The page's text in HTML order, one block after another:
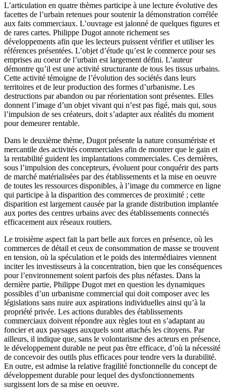
L’articulation en quatre thèmes participe à une lecture évolutive des
facettes de l’urbain retenues pour soutenir la démonstration corrélée
aux faits commerciaux. L’ouvrage est jalonné de quelques figures et
de rares cartes. Philippe Dugot annote richement ses
développements afin que les lecteurs puissent vérifier et utiliser les
références présentées. L’objet d’étude qu’est le commerce pour ses
emprises au coeur de l’urbain est largement défini. L’auteur
démontre qu’il est une activité structurante de tous les tissus urbains.
Cette activité témoigne de l’évolution des sociétés dans leurs
territoires et de leur production des formes d’urbanisme. Les
destructions par abandon ou par réorientation sont présentes. Elles
donnent l’image d’un objet vivant qui n’est pas figé, mais qui, sous
l’impulsion de ses créateurs, doit s’adapter aux réalités du moment
pour demeurer rentable.
Dans le deuxième thème, Dugot présente la nature consumériste et
mercantile des activités commerciales afin de montrer que le gain et
la rentabilité guident les implantations commerciales. Ces dernières,
sous l’impulsion des concepteurs, évoluent pour conquérir des parts
de marché matérialisées par des établissements et la mise en oeuvre
de toutes les ressources disponibles, à l’image du commerce en ligne
qui participe à la disparition des commerces de proximité ; cette
disparition est largement causée par la grande distribution implantée
aux portes des centres urbains avec des établissements connectés
efficacement aux réseaux routiers.
Le troisième aspect fait la part belle aux forces en présence, où les
commerces de détail et ceux de consommation de masse se trouvent
en tension, où la spéculation et le poids des intermédiaires viennent
inciter les investisseurs à la concentration, bien que les conséquences
pour l’environnement soient parfois des plus néfastes. Dans la
dernière partie, Philippe Dugot met en question les dynamiques
possibles d’un urbanisme commercial qui doit composer avec les
législations sans nuire aux aspirations individuelles ainsi qu’à la
propriété privée. Les actions durables des établissements
commerciaux doivent répondre aux règles tout en s’adaptant au
foncier et aux paysages auxquels sont attachés les citoyens. Par
ailleurs, il indique que, sans le volontarisme des acteurs en présence,
le développement durable ne peut pas être efficace, d’où la nécessité
de concevoir des outils plus efficaces pour tendre vers la durabilité.
En outre, est admise la relative fragilité fonctionnelle du concept de
développement durable pour lequel des dysfonctionnements
surgissent lors de sa mise en oeuvre.